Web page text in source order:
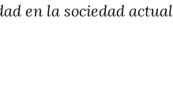
en la sociedad